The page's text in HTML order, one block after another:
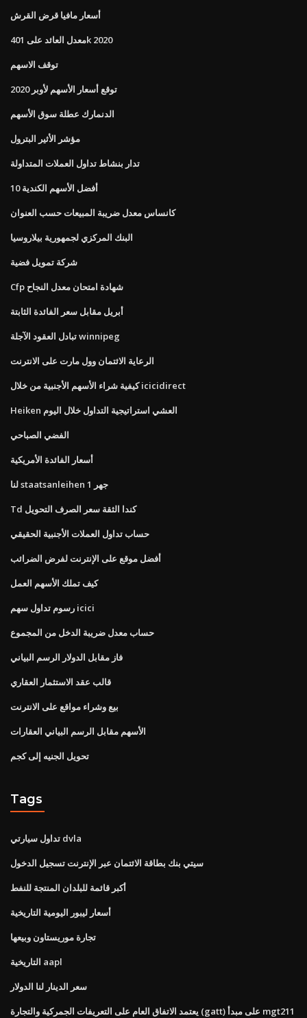
أسعار مافيا قرض القرش
معدل العائد على 401k 2020
توقف الاسهم
توقع أسعار الأسهم لأوبر 2020
الدنمارك عطلة سوق الأسهم
مؤشر الأثير البترول
تدار بنشاط تداول العملات المتداولة
10 أفضل الأسهم الكندية
كانساس معدل ضريبة المبيعات حسب العنوان
البنك المركزي لجمهورية بيلاروسيا
شركة تمويل فضية
Cfp شهادة امتحان معدل النجاح
أبريل مقابل سعر الفائدة الثابتة
تبادل العقود الآجلة winnipeg
الرعاية الائتمان وول مارت على الانترنت
كيفية شراء الأسهم الأجنبية من خلال icicidirect
Heiken العشي استراتيجية التداول خلال اليوم
الفضي الصباحي
أسعار الفائدة الأمريكية
لنا staatsanleihen 1 جهر
Td كندا الثقة سعر الصرف التحويل
حساب تداول العملات الأجنبية الحقيقي
أفضل موقع على الإنترنت لفرض الضرائب
كيف تملك الأسهم العمل
رسوم تداول سهم icici
حساب معدل ضريبة الدخل من المجموع
فاز مقابل الدولار الرسم البياني
قالب عقد الاستثمار العقاري
بيع وشراء مواقع على الانترنت
الأسهم مقابل الرسم البياني العقارات
تحويل الجنيه إلى كجم
Tags
تداول سيارتي dvla
سيتي بنك بطاقة الائتمان عبر الإنترنت تسجيل الدخول
أكبر قائمة للبلدان المنتجة للنفط
أسعار ليبور اليومية التاريخية
تجارة موريستاون وبيعها
التاريخية aapl
سعر الدينار لنا الدولار
يعتمد الاتفاق العام على التعريفات الجمركية والتجارة (gatt) على مبدأ mgt211